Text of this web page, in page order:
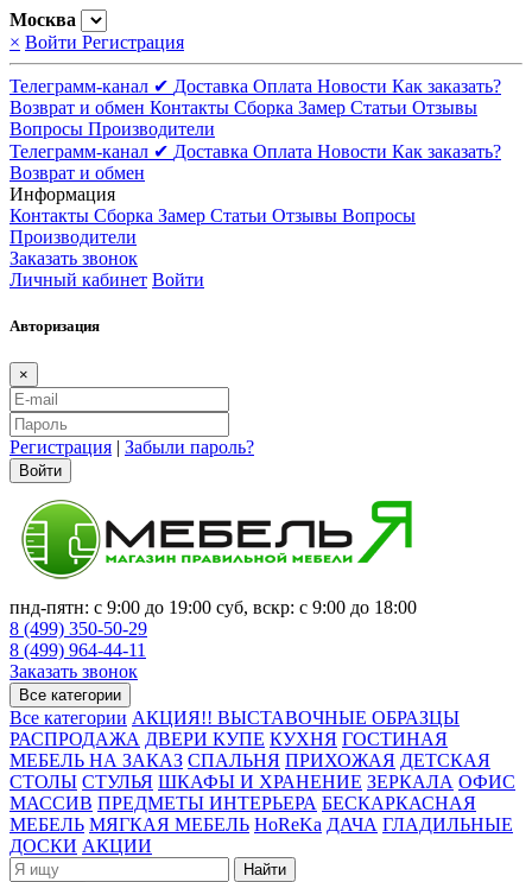
Москва
× Войти Регистрация
Телеграмм-канал ✔ Доставка Оплата Новости Как заказать?
Возврат и обмен Контакты Сборка Замер Статьи Отзывы
Вопросы Производители
Телеграмм-канал ✔ Доставка Оплата Новости Как заказать?
Возврат и обмен
Информация
Контакты Сборка Замер Статьи Отзывы Вопросы
Производители
Заказать звонок
Личный кабинет Войти
Авторизация
×
Регистрация | Забыли пароль?
Войти
пнд-пятн: с 9:00 до 19:00 суб, вскр: с 9:00 до 18:00
8 (499) 350-50-29
8 (499) 964-44-11
Заказать звонок
Все категории
Все категории АКЦИЯ!! ВЫСТАВОЧНЫЕ ОБРАЗЦЫ
РАСПРОДАЖА ДВЕРИ КУПЕ КУХНЯ ГОСТИНАЯ
МЕБЕЛЬ НА ЗАКАЗ СПАЛЬНЯ ПРИХОЖАЯ ДЕТСКАЯ
СТОЛЫ СТУЛЬЯ ШКАФЫ И ХРАНЕНИЕ ЗЕРКАЛА ОФИС
МАССИВ ПРЕДМЕТЫ ИНТЕРЬЕРА БЕСКАРКАСНАЯ
МЕБЕЛЬ МЯГКАЯ МЕБЕЛЬ HoReKa ДАЧА ГЛАДИЛЬНЫЕ
ДОСКИ АКЦИИ
Найти